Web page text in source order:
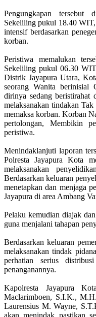
‎Pengungkapan tersebut
Sekeliling pukul 18.40
intensif berdasarkan
korban.
‎Peristiwa memalukan
Sekeliling pukul 06.30
Distrik Jayapura Utara,
seorang Wanita berinisial
dirinya sedang
melaksanakan tindakan
memaksa korban. Korban
pertolongan, Membikin
peristiwa.
‎Menindaklanjuti laporan
Polresta Jayapura Kota
melaksanakan
Berdasarkan keluaran
menetapkan dan menjaga
Jayapura di area Ambang
‎Pelaku kemudian diajak
guna menjalani tahapan
‎Berdasarkan keluaran
melaksanakan tindak
perhatian serius
penanganannya.
‎Kapolresta Jayapura
Maclarimboen, S.I.K.,
Laurensius M. Wayne,
akan menindak pastikan